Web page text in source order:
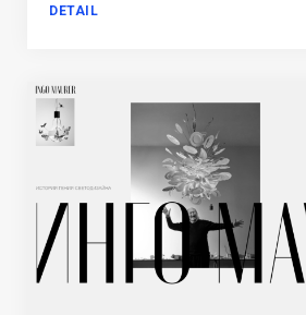
DETAIL